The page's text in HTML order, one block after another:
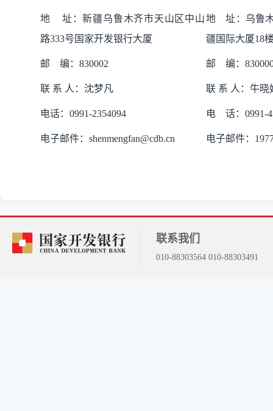
地 址：新疆乌鲁木齐市天山区中山
路333号国家开发银行大厦
邮 编：830002
联 系 人： 沈梦凡
电话： 0991-2354094
电子邮件： shenmengfan@cdb.cn
地 址：乌鲁木
疆国际大厦18
邮 编：
联 系 人：牛晓
电 话：0991-
电子邮件：
联系我们
010-88303564 010-88303491